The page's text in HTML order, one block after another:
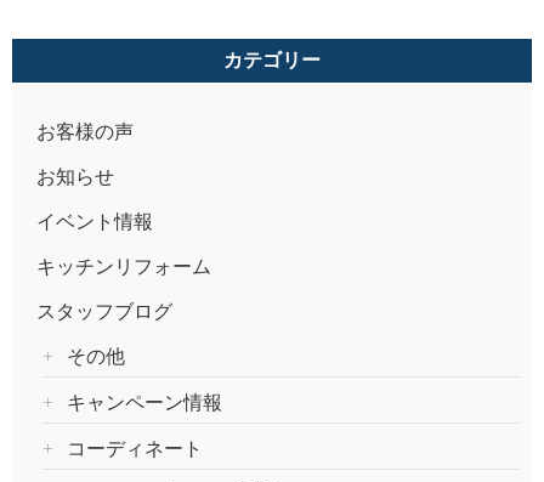
カテゴリー
お客様の声
お知らせ
イベント情報
キッチンリフォーム
スタッフブログ
その他
キャンペーン情報
コーディネート